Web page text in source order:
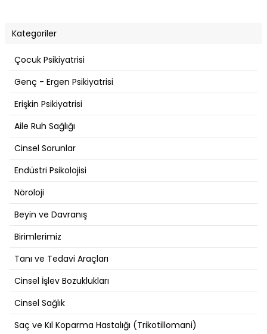
Kategoriler
Çocuk Psikiyatrisi
Genç - Ergen Psikiyatrisi
Erişkin Psikiyatrisi
Aile Ruh Sağlığı
Cinsel Sorunlar
Endüstri Psikolojisi
Nöroloji
Beyin ve Davranış
Birimlerimiz
Tanı ve Tedavi Araçları
Cinsel İşlev Bozuklukları
Cinsel Sağlık
Saç ve Kıl Koparma Hastalığı (Trikotillomani)